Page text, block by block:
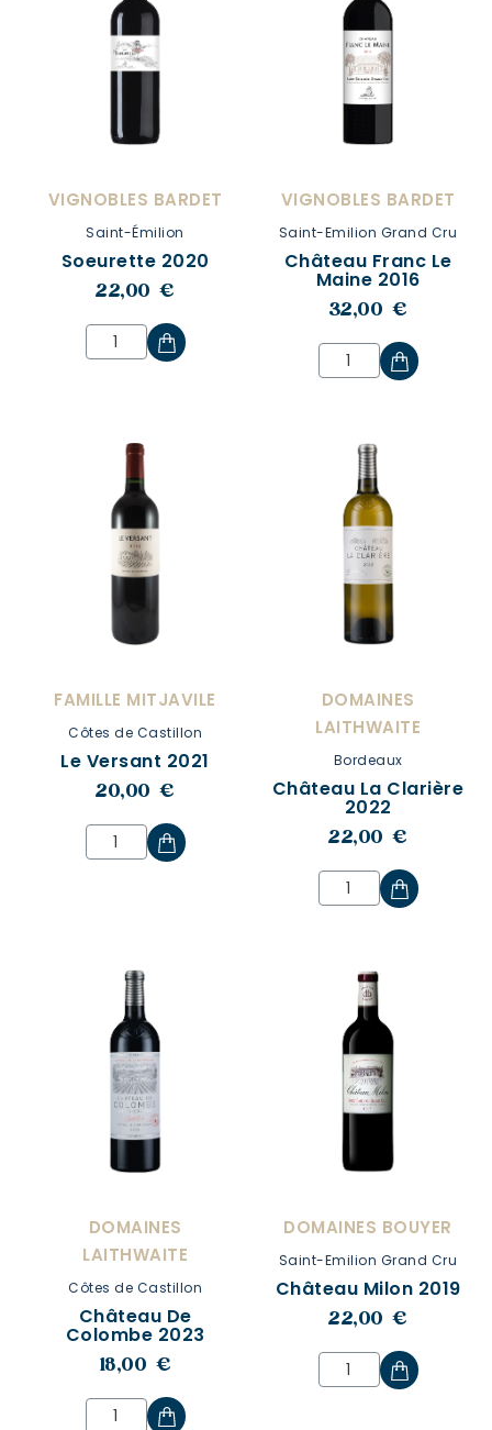
VIGNOBLES BARDET
Saint-Émilion
Soeurette 2020
22,00 €
VIGNOBLES BARDET
Saint-Emilion Grand Cru
Château Franc Le
Maine 2016
32,00 €
FAMILLE MITJAVILE
Côtes de Castillon
Le Versant 2021
20,00 €
DOMAINES
LAITHWAITE
Bordeaux
Château La Clarière
2022
22,00 €
DOMAINES
LAITHWAITE
Côtes de Castillon
Château De
Colombe 2023
18,00 €
DOMAINES BOUYER
Saint-Emilion Grand Cru
Château Milon 2019
22,00 €